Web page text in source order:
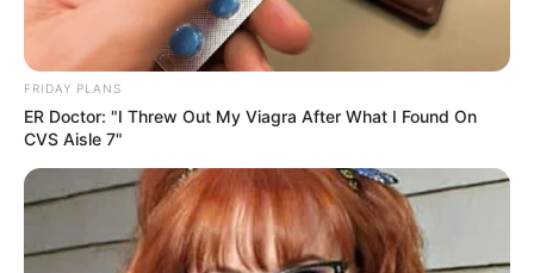
FRIDAY PLANS
ER Doctor: "I Threw Out My Viagra After What I Found On
CVS Aisle 7"